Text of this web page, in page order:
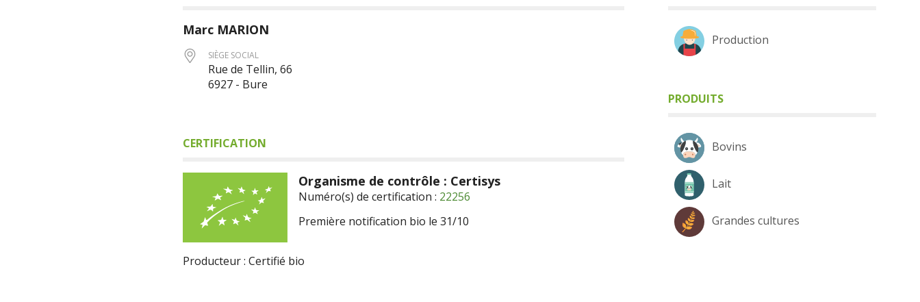
Marc MARION
SIÈGE SOCIAL
Rue de Tellin, 66
6927 - Bure
CERTIFICATION
Organisme de contrôle : Certisys
Numéro(s) de certification : 22256
Première notification bio le 31/10
Producteur : Certifié bio
Production
PRODUITS
Bovins
Lait
Grandes cultures